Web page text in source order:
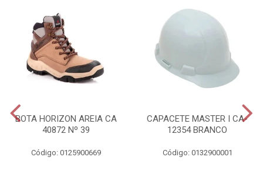
BOTA HORIZON AREIA CA
40872 Nº 39
Código: 0125900669
CAPACETE MASTER I CA-
12354 BRANCO
Código: 0132900001